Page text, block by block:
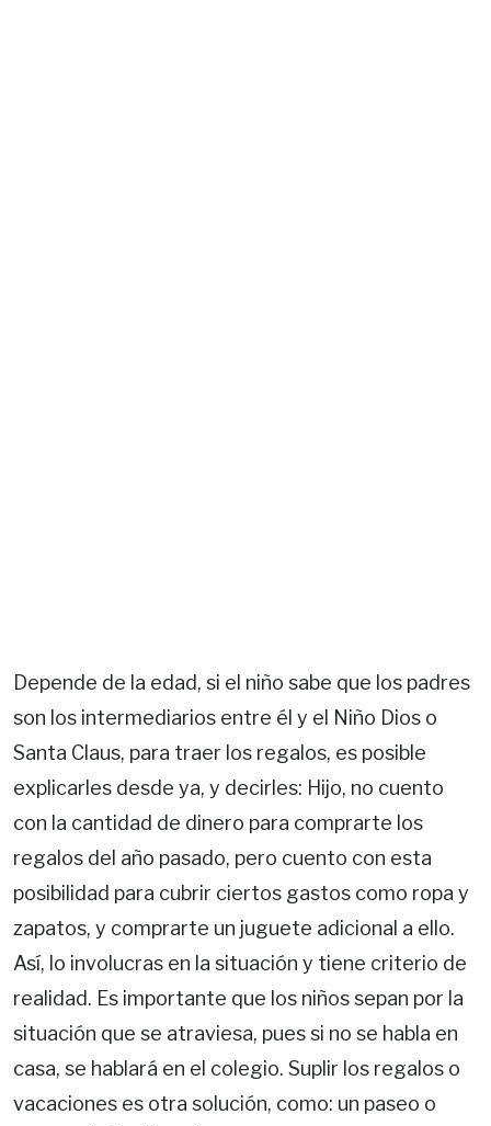
Depende de la edad, si el niño sabe que los padres
son los intermediarios entre él y el Niño Dios o
Santa Claus, para traer los regalos, es posible
explicarles desde ya, y decirles: Hijo, no cuento
con la cantidad de dinero para comprarte los
regalos del año pasado, pero cuento con esta
posibilidad para cubrir ciertos gastos como ropa y
zapatos, y comprarte un juguete adicional a ello.
Así, lo involucras en la situación y tiene criterio de
realidad. Es importante que los niños sepan por la
situación que se atraviesa, pues si no se habla en
casa, se hablará en el colegio. Suplir los regalos o
vacaciones es otra solución, como: un paseo o